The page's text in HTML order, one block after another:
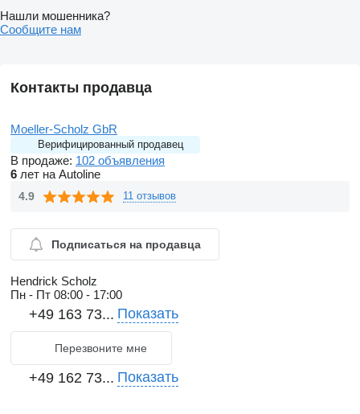
Нашли мошенника?
Сообщите нам
Контакты продавца
Moeller-Scholz GbR
Верифицированный продавец
В продаже: 102 объявления
6 лет на Autoline
4.9 11 отзывов
Подписаться на продавца
Hendrick Scholz
Пн - Пт 08:00 - 17:00
+49 163 73... Показать
Перезвоните мне
+49 162 73... Показать